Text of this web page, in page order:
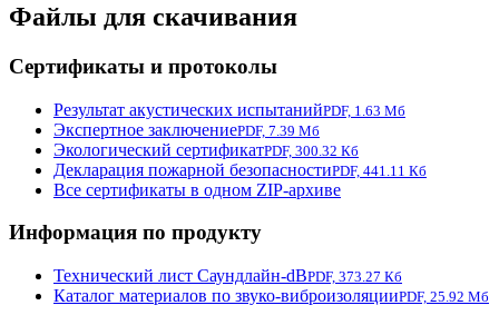
Файлы для скачивания
Сертификаты и протоколы
Результат акустических испытанийPDF, 1.63 Мб
Экспертное заключениеPDF, 7.39 Мб
Экологический сертификатPDF, 300.32 Кб
Декларация пожарной безопасностиPDF, 441.11 Кб
Все сертификаты в одном ZIP-архиве
Информация по продукту
Технический лист Саундлайн-dBPDF, 373.27 Кб
Каталог материалов по звуко-виброизоляцииPDF, 25.92 Мб